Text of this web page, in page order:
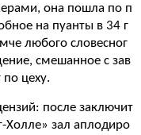
она пошла по п
на пуанты в 34 г
любого словесног
смешанное с зав
по цеху.
после заключит
Холле» зал аплодиро